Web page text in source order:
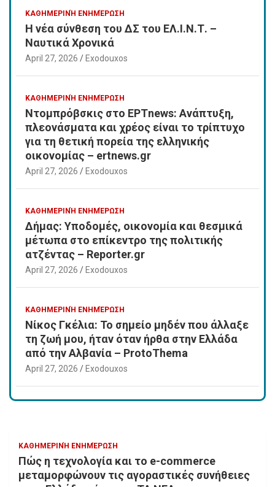
ΚΑΘΗΜΕΡΙΝΉ ΕΝΗΜΈΡΩΣΗ
Η νέα σύνθεση του ΔΣ του ΕΛ.Ι.Ν.Τ. –
Ναυτικά Χρονικά
April 27, 2026 Exodouxos
ΚΑΘΗΜΕΡΙΝΉ ΕΝΗΜΈΡΩΣΗ
Ντομπρόβσκις στο ΕΡΤnews: Ανάπτυξη,
πλεονάσματα και χρέος είναι το τρίπτυχο
για τη θετική πορεία της ελληνικής
οικονομίας – ertnews.gr
April 27, 2026 Exodouxos
ΚΑΘΗΜΕΡΙΝΉ ΕΝΗΜΈΡΩΣΗ
Δήμας: Υποδομές, οικονομία και θεσμικά
μέτωπα στο επίκεντρο της πολιτικής
ατζέντας – Reporter.gr
April 27, 2026 Exodouxos
ΚΑΘΗΜΕΡΙΝΉ ΕΝΗΜΈΡΩΣΗ
Νίκος Γκέλια: Το σημείο μηδέν που άλλαξε
τη ζωή μου, ήταν όταν ήρθα στην Ελλάδα
από την Αλβανία – ProtoThema
April 27, 2026 Exodouxos
ΚΑΘΗΜΕΡΙΝΉ ΕΝΗΜΈΡΩΣΗ
Πώς η τεχνολογία και το e-commerce
μεταμορφώνουν τις αγοραστικές συνήθειες